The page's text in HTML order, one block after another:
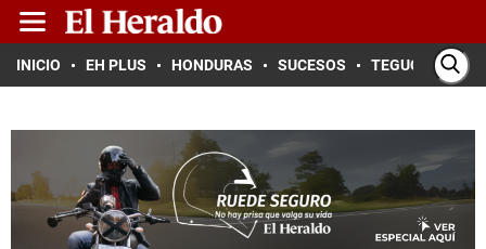
INICIO EH PLUS HONDURAS SUCESOS TEGUCIGALPA